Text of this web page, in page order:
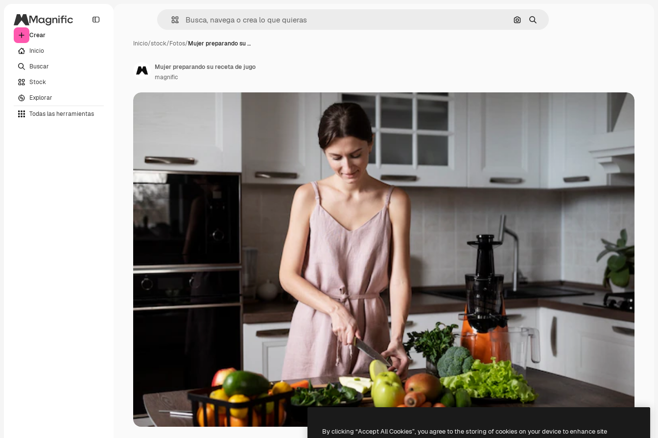
Crear
Inicio
Buscar
Stock
Explorar
Todas las herramientas
Buscar por imagen
Buscar
Inicio/stock/Fotos/Mujer preparando su …
Mujer preparando su receta de jugo
magnific
By clicking “Accept All Cookies”, you agree to the storing of cookies on your device to enhance site